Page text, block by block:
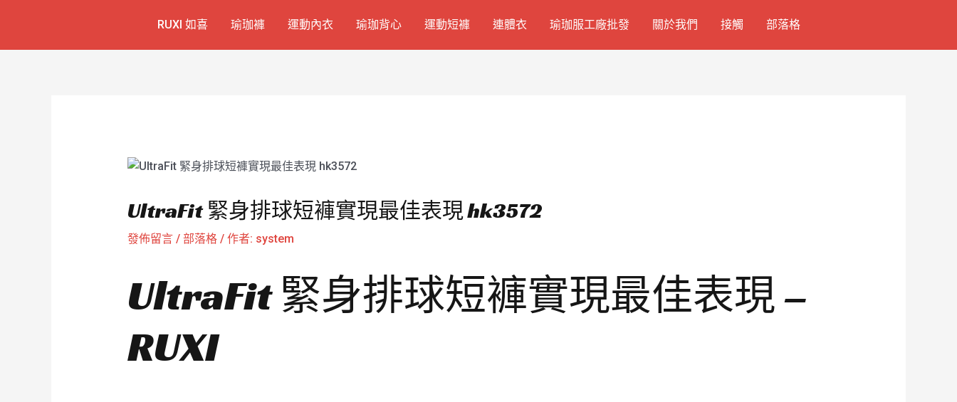
RUXI 如喜 瑜珈褲 運動內衣 瑜珈背心 運動短褲 連體衣 瑜珈服工廠批發 關於我們 接觸 部落格
UltraFit 緊身排球短褲實現最佳表現 hk3572
發佈留言 / 部落格/ 作者: system
UltraFit 緊身排球短褲實現最佳表現 –
RUXI